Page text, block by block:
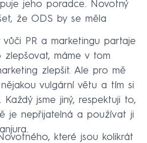
jeho poradce. Novotný
že ODS by se měla
PR a marketingu partaje
zlepšovat, máme v tom
zlepšit. Ale pro mě
vulgární větu a tím si
Každý jsme jiný, respektuji to,
je nepřijatelná a používat ji
které jsou kolikrát